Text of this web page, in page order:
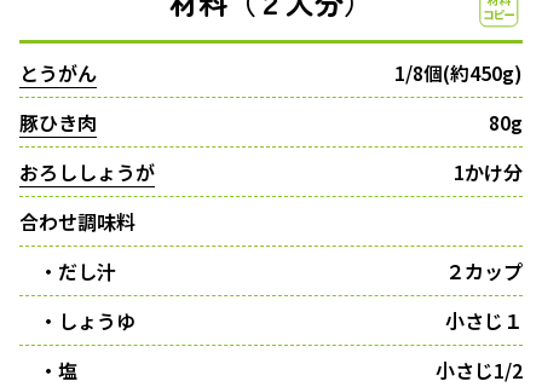
とうがん
1/8個(約450g)
豚ひき肉
80g
おろししょうが
1かけ分
合わせ調味料
・だし汁
２カップ
・しょうゆ
小さじ１
・塩
小さじ1/2